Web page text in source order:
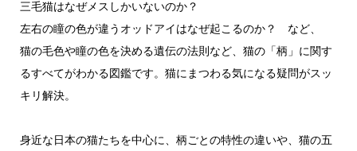
三毛猫はなぜメスしかいないのか？
左右の瞳の色が違うオッドアイはなぜ起こるのか？ など、
猫の毛色や瞳の色を決める遺伝の法則など、猫の「柄」に関す
るすべてがわかる図鑑です。猫にまつわる気になる疑問がスッ
キリ解決。
身近な日本の猫たちを中心に、柄ごとの特性の違いや、猫の五